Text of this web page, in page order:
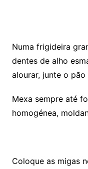
Numa frigideira
dentes de alho
alourar, junte o pão
Mexa sempre até
homogénea,
Coloque as migas